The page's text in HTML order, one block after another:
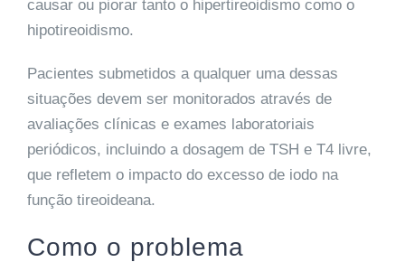
causar ou piorar tanto o hipertireoidismo como o
hipotireoidismo.
Pacientes submetidos a qualquer uma dessas
situações devem ser monitorados através de
avaliações clínicas e exames laboratoriais
periódicos, incluindo a dosagem de TSH e T4 livre,
que refletem o impacto do excesso de iodo na
função tireoideana.
Como o problema